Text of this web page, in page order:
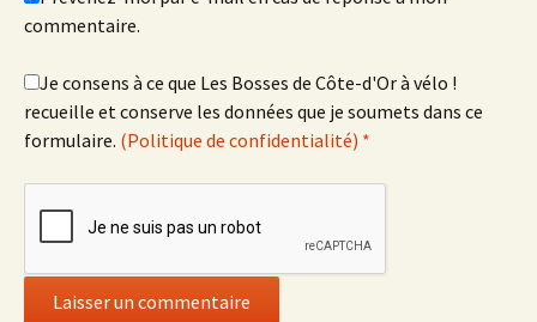
commentaire.
Je consens à ce que Les Bosses de Côte-d'Or à vélo !
recueille et conserve les données que je soumets dans ce
formulaire. (Politique de confidentialité) *